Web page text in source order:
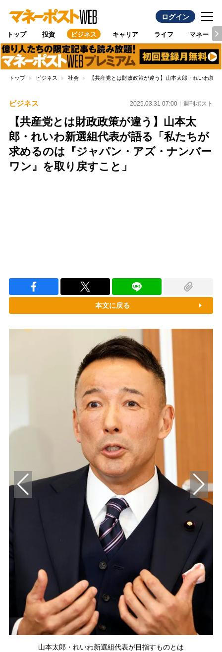
ログイン
トップ 投資 ビジネス キャリア ライフ マネー
トップ ビジネス 社会 【共産党とは財政政策が違う】山本太郎・れいわ新
ビジネス 2025.03.31 07:00 週刊ポスト
【共産党とは財政政策が違う】山本太
郎・れいわ新選組代表が語る「私たちが
求めるのは『ジャパン・アズ・ナンバー
ワン』を取り戻すこと」
本文に戻る
山本太郎・れいわ新選組代表が目指すものとは